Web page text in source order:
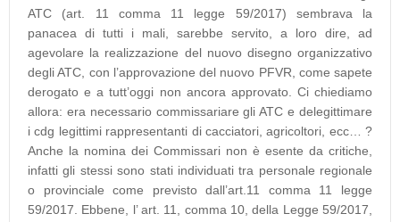
ATC (art. 11 comma 11 legge 59/2017) sembrava la
panacea di tutti i mali, sarebbe servito, a loro dire, ad
agevolare la realizzazione del nuovo disegno organizzativo
degli ATC, con l’approvazione del nuovo PFVR, come sapete
derogato e a tutt’oggi non ancora approvato. Ci chiediamo
allora: era necessario commissariare gli ATC e delegittimare
i cdg legittimi rappresentanti di cacciatori, agricoltori, ecc… ?
Anche la nomina dei Commissari non è esente da critiche,
infatti gli stessi sono stati individuati tra personale regionale
o provinciale come previsto dall’art.11 comma 11 legge
59/2017. Ebbene, l’ art. 11, comma 10, della Legge 59/2017,